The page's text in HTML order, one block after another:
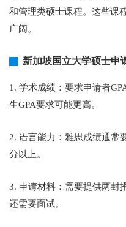
和管理类硕士课程。这些课
广阔。
新加坡国立大学硕士申
1. 学术成绩：要求申请者
生GPA要求可能更高。
2. 语言能力：雅思成绩通常
分以上。
3. 申请材料：需要提供两封
还需要面试。